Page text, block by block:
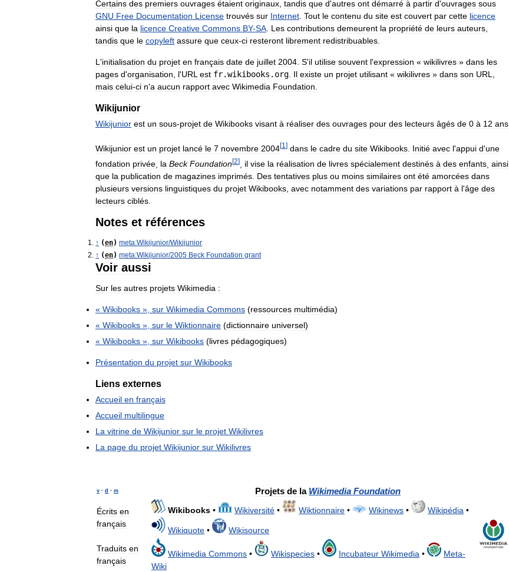
Certains des premiers ouvrages étaient originaux tandis que d'autres ont démarré à partir d'ouvrages sous
GNU Free Documentation License trouvés sur Internet Tout le contenu du site est couvert par cette licence
ainsi que la licence Creative Commons BY-SA Les contributions demeurent la propriété de leurs auteurs
tandis que le copyleft assure que ceux-ci resteront librement redistribuables
L 'initialisation du projet en français date de juillet 2004 S'il utilise souvent l'expression « wikilivres » dans les
pages d'organisation l'URL est fr.wikibooks . org Il existe un projet utilisant « wikilivres » dans son URL
mais celui-ci n'a aucun rapport avec Wikimedia Foundation
Wikijunior
Wikijunior est un sous-projet de Wikibooks visant à réaliser des ouvrages pour des lecteurs âgés de 0 à 12 ans
Wikijunior est un projet lancé le 7 novembre 2004[1 ] dans le cadre du site Wikibooks Initié avec l'appui d'une
fondation privée la Beck Foundation[2] il vise la réalisation de livres spécialement destinés à des enfants ainsi
que la publication de magazines imprimés. Des tentatives plus ou moins similaires ont été amorcées dans
plusieurs versions linguistiques du projet Wikibooks, avec notamment des variations par rapport à l'âge des
lecteurs ciblés.
Notes et références
↑ (en) meta:Wikijunior/Wikijunior
↑ (en) meta:Wikijunior/2005 Beck Foundation grant
Voir aussi
Sur les autres projets Wikimedia :
« Wikibooks », sur Wikimedia Commons (ressources multimédia)
« Wikibooks », sur le Wiktionnaire (dictionnaire universel)
« Wikibooks », sur Wikibooks (livres pédagogiques)
Présentation du projet sur Wikibooks
Liens externes
Accueil en français
Accueil multilingue
La vitrine de Wikijunior sur le projet Wikilivres
La page du projet Wikijunior sur Wikilivres
v · d · m Projets de la Wikimedia Foundation
Écrits en
français
Wikibooks • Wikiversité • Wiktionnaire • Wikinews • Wikipédia •
Wikiquote •
Wikisource
Traduits en
français
Wikimedia Commons • Wikispecies • Incubateur Wikimedia • Meta-
Wiki